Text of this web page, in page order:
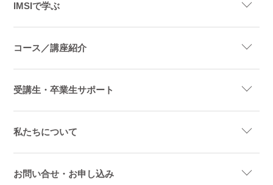
IMSIで学ぶ
コース／講座紹介
受講生・卒業生サポート
私たちについて
お問い合せ・お申し込み